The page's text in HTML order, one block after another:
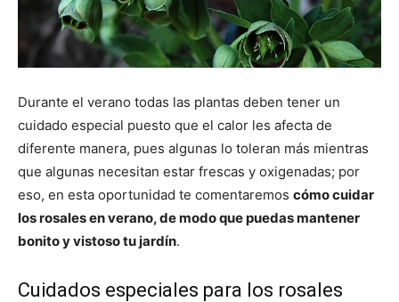
Durante el verano todas las plantas deben tener un
cuidado especial puesto que el calor les afecta de
diferente manera, pues algunas lo toleran más mientras
que algunas necesitan estar frescas y oxigenadas; por
eso, en esta oportunidad te comentaremos cómo cuidar
los rosales en verano, de modo que puedas mantener
bonito y vistoso tu jardín.
Cuidados especiales para los rosales